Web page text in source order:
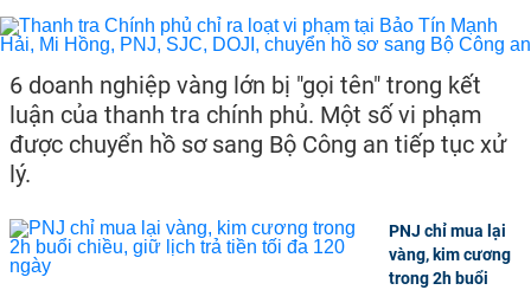
6 doanh nghiệp vàng lớn bị "gọi tên" trong kết
luận của thanh tra chính phủ. Một số vi phạm
được chuyển hồ sơ sang Bộ Công an tiếp tục xử
lý.
PNJ chỉ mua lại
vàng, kim cương
trong 2h buổi